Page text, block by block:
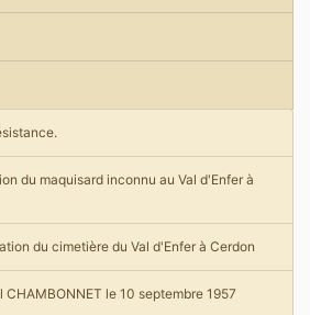
du maquisard inconnu au Val d'Enfer à
du cimetière du Val d'Enfer à Cerdon
le 10 septembre 1957